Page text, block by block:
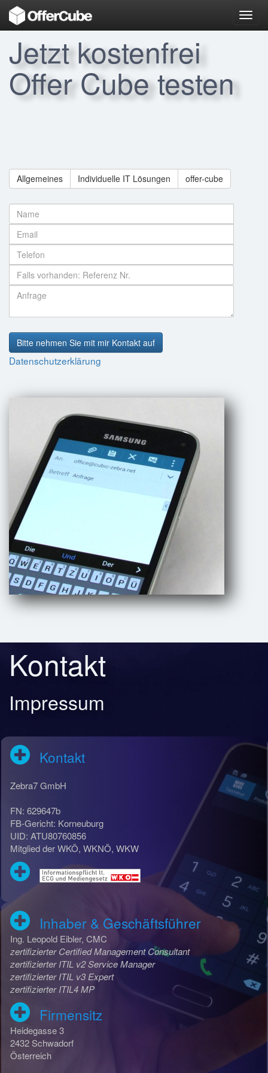
Jetzt kostenfrei
Offer Cube testen
Allgemeines Individuelle IT Lösungen offer-cube
Bitte nehmen Sie mit mir Kontakt auf
Datenschutzerklärung
Kontakt
Impressum
Kontakt
Zebra7 GmbH
FN: 629647b
FB-Gericht: Korneuburg
UID: ATU80760856
Mitglied der WKÖ, WKNÖ, WKW
Inhaber & Geschäftsführer
Ing. Leopold Eibler, CMC
zertifizierter Certified Management Consultant
zertifizierter ITIL v2 Service Manager
zertifizierter ITIL v3 Expert
zertifizierter ITIL4 MP
Firmensitz
Heidegasse 3
2432 Schwadorf
Österreich